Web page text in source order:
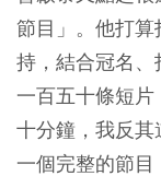
節目」。他打
持，結合冠名
一百五十條短
十分鐘，我反
一個完整的節